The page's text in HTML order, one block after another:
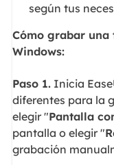
según tus
Cómo grabar una
Windows:
Paso 1.Inicia
diferentes para la
elegir "Pantalla
pantalla o elegir "
grabación